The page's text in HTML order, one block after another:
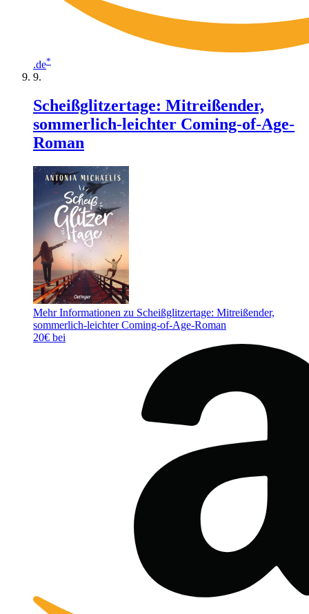
.de*
Scheißglitzertage: Mitreißender,
sommerlich-leichter Coming-of-Age-
Roman
Mehr Informationen zu Scheißglitzertage: Mitreißender,
sommerlich-leichter Coming-of-Age-Roman
20€ bei